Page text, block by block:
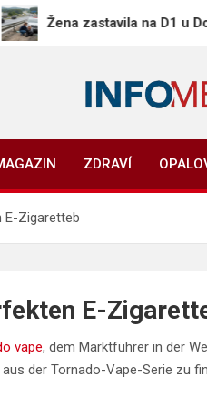
Žena zastavila na D1 u
media a souvislosti dneška
ZDRAVÍ
E-Zigaretteb
E-
vape, dem Marktführer in der
der Tornado-Vape-Serie zu